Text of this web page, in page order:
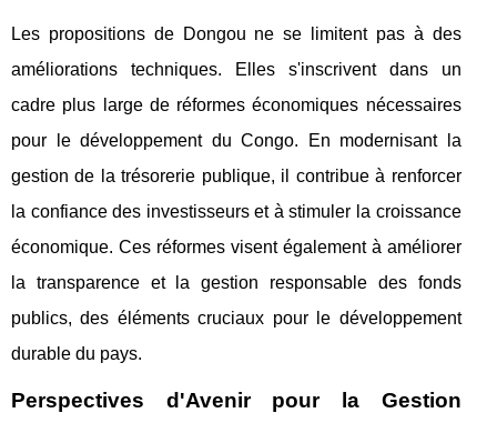
Les propositions de Dongou ne se limitent pas à des
améliorations techniques. Elles s'inscrivent dans un
cadre plus large de réformes économiques nécessaires
pour le développement du Congo. En modernisant la
gestion de la trésorerie publique, il contribue à renforcer
la confiance des investisseurs et à stimuler la croissance
économique. Ces réformes visent également à améliorer
la transparence et la gestion responsable des fonds
publics, des éléments cruciaux pour le développement
durable du pays.
Perspectives d'Avenir pour la Gestion